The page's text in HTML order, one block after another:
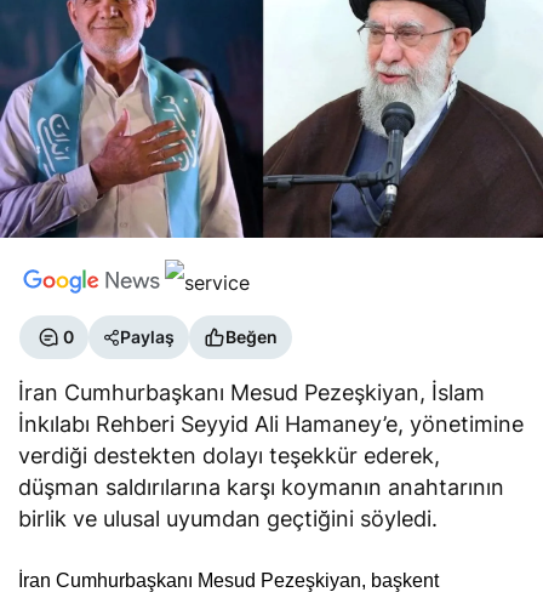
0 Paylaş Beğen
İran Cumhurbaşkanı Mesud Pezeşkiyan, İslam
İnkılabı Rehberi Seyyid Ali Hamaney’e, yönetimine
verdiği destekten dolayı teşekkür ederek,
düşman saldırılarına karşı koymanın anahtarının
birlik ve ulusal uyumdan geçtiğini söyledi.
İran Cumhurbaşkanı Mesud Pezeşkiyan, başkent